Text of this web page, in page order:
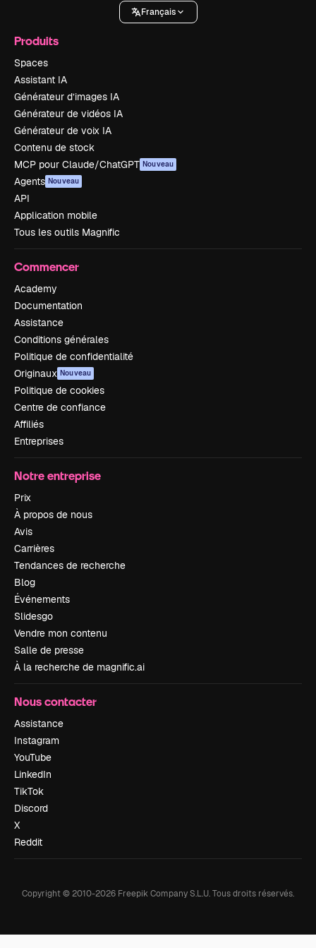
Français
Produits
Spaces
Assistant IA
Générateur d’images IA
Générateur de vidéos IA
Générateur de voix IA
Contenu de stock
MCP pour Claude/ChatGPT Nouveau
Agents Nouveau
API
Application mobile
Tous les outils Magnific
Commencer
Academy
Documentation
Assistance
Conditions générales
Politique de confidentialité
Originaux Nouveau
Politique de cookies
Centre de confiance
Affiliés
Entreprises
Notre entreprise
Prix
À propos de nous
Avis
Carrières
Tendances de recherche
Blog
Événements
Slidesgo
Vendre mon contenu
Salle de presse
À la recherche de magnific.ai
Nous contacter
Assistance
Instagram
YouTube
LinkedIn
TikTok
Discord
X
Reddit
Copyright © 2010-2026 Freepik Company S.L.U.Tous droits réservés.